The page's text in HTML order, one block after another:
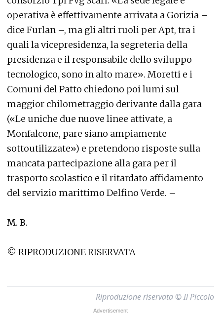
operativa è effettivamente arrivata a Gorizia –
dice Furlan –, ma gli altri ruoli per Apt, tra i
quali la vicepresidenza, la segreteria della
presidenza e il responsabile dello sviluppo
tecnologico, sono in alto mare». Moretti e i
Comuni del Patto chiedono poi lumi sul
maggior chilometraggio derivante dalla gara
(«Le uniche due nuove linee attivate, a
Monfalcone, pare siano ampiamente
sottoutilizzate») e pretendono risposte sulla
mancata partecipazione alla gara per il
trasporto scolastico e il ritardato affidamento
del servizio marittimo Delfino Verde. –
M. B.
© RIPRODUZIONE RISERVATA
Riproduzione riservata © Il Piccolo